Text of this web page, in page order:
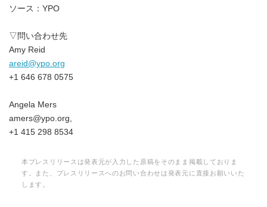
ソース：YPO
▽問い合わせ先
Amy Reid
areid@ypo.org
+1 646 678 0575
Angela Mers
amers@ypo.org,
+1 415 298 8534
本プレスリリースは発表元が入力した原稿をそのまま掲載しておりま
す。また、プレスリリースへのお問い合わせは発表元に直接お願いいた
します。